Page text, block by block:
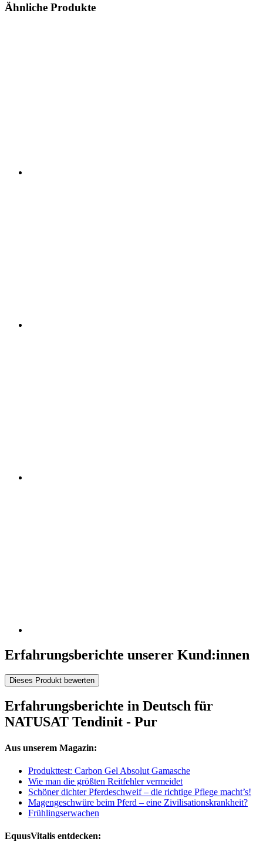
Ähnliche Produkte
Erfahrungsberichte unserer Kund:innen
Dieses Produkt bewerten
Erfahrungsberichte in Deutsch für
NATUSAT Tendinit - Pur
Aus unserem Magazin:
Produkttest: Carbon Gel Absolut Gamasche
Wie man die größten Reitfehler vermeidet
Schöner dichter Pferdeschweif – die richtige Pflege macht’s!
Magengeschwüre beim Pferd – eine Zivilisationskrankheit?
Frühlingserwachen
EquusVitalis entdecken: